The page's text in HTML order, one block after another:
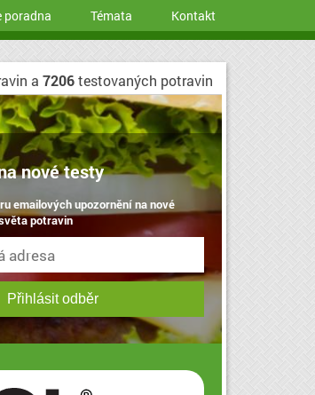
poradna Témata Kontakt
a 7206testovaných potravin
nové testy
emailových upozornění na nové
potravin
Přihlásit odběr